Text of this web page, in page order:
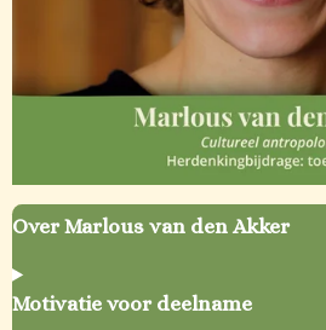
Over Marlous van den Akker
Motivatie voor deelname